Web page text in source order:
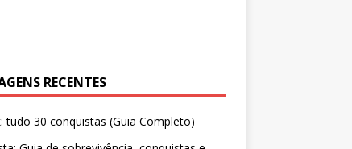
RECENTES
tudo 30 conquistas (Guia Completo)